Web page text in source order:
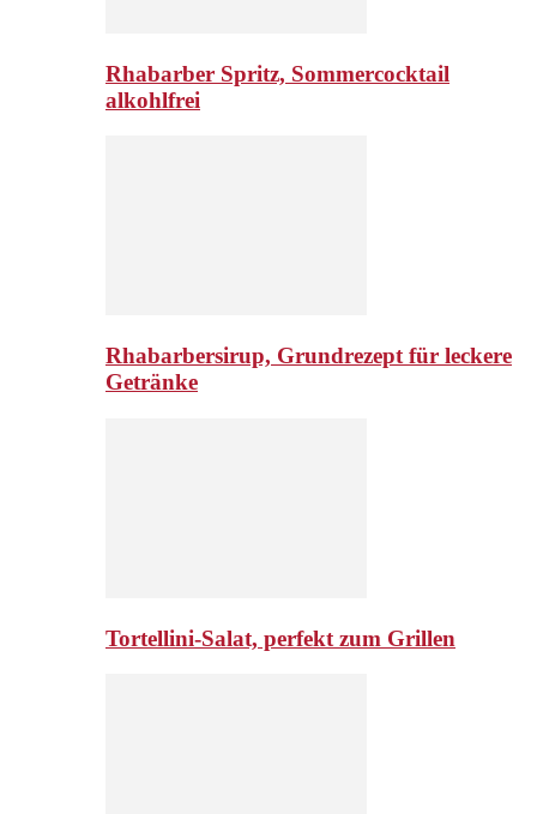
Rhabarber Spritz, Sommercocktail
alkohlfrei
Rhabarbersirup, Grundrezept für leckere
Getränke
Tortellini-Salat, perfekt zum Grillen